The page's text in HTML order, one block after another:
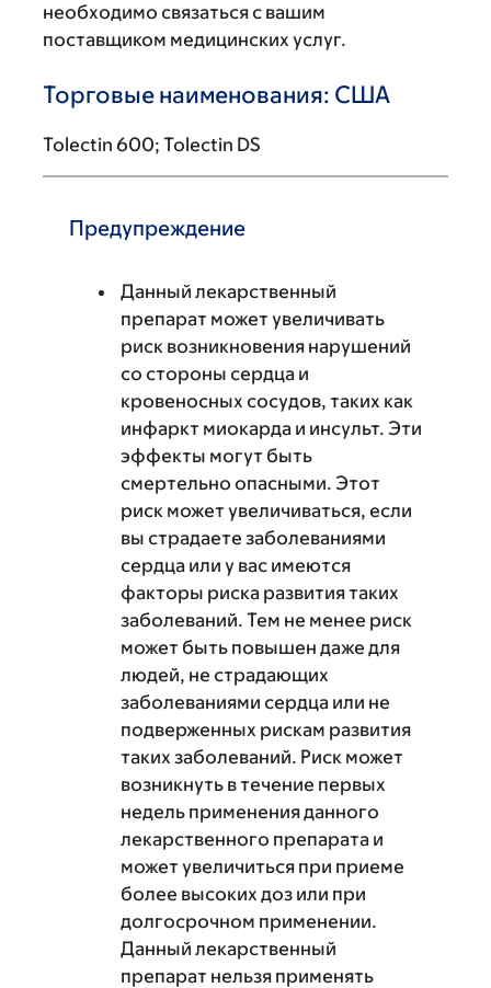
необходимо связаться с вашим
поставщиком медицинских услуг.
Торговые наименования: США
Tolectin 600; Tolectin DS
Предупреждение
Данный лекарственный
препарат может увеличивать
риск возникновения нарушений
со стороны сердца и
кровеносных сосудов, таких как
инфаркт миокарда и инсульт. Эти
эффекты могут быть
смертельно опасными. Этот
риск может увеличиваться, если
вы страдаете заболеваниями
сердца или у вас имеются
факторы риска развития таких
заболеваний. Тем не менее риск
может быть повышен даже для
людей, не страдающих
заболеваниями сердца или не
подверженных рискам развития
таких заболеваний. Риск может
возникнуть в течение первых
недель применения данного
лекарственного препарата и
может увеличиться при приеме
более высоких доз или при
долгосрочном применении.
Данный лекарственный
препарат нельзя применять